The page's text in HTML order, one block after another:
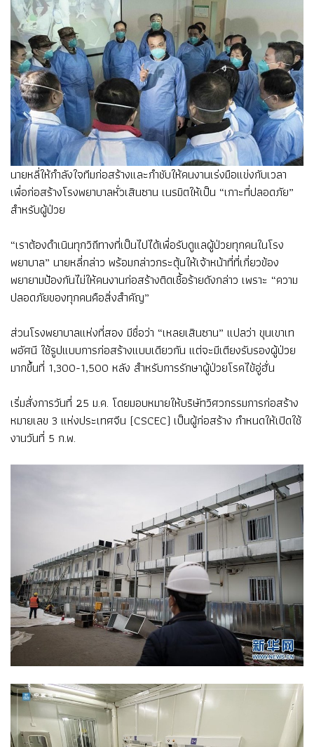
นายหลี่ให้กำลังใจทีมก่อสร้างและกำชับให้คนงานเร่งมือแข่งกับเวลา
เพื่อก่อสร้างโรงพยาบาลหั่วเสินซาน เนรมิตให้เป็น “เกาะที่ปลอดภัย”
สำหรับผู้ป่วย
“เราต้องดำเนินทุกวิถีทางที่เป็นไปได้เพื่อรับดูแลผู้ป่วยทุกคนในโรง
พยาบาล” นายหลี่กล่าว พร้อมกล่าวกระตุ้นให้เจ้าหน้าที่ที่เกี่ยวข้อง
พยายามป้องกันไม่ให้คนงานก่อสร้างติดเชื้อร้ายดังกล่าว เพราะ “ความ
ปลอดภัยของทุกคนคือสิ่งสำคัญ”
ส่วนโรงพยาบาลแห่งที่สอง มีชื่อว่า “เหลยเสินซาน” แปลว่า ขุนเขาเท
พอัศนี ใช้รูปแบบการก่อสร้างแบบเดียวกัน แต่จะมีเตียงรับรองผู้ป่วย
มากขึ้นที่ 1,300-1,500 หลัง สำหรับการรักษาผู้ป่วยโรคไข้อู่ฮั่น
เริ่มสั่งการวันที่ 25 ม.ค. โดยมอบหมายให้บริษัทวิศวกรรมการก่อสร้าง
หมายเลข 3 แห่งประเทศจีน (CSCEC) เป็นผู้ก่อสร้าง กำหนดให้เปิดใช้
งานวันที่ 5 ก.พ.